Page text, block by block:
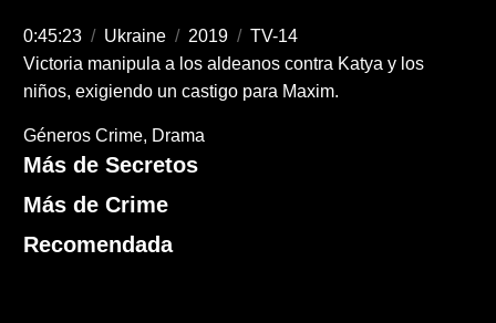
0:45:23 / Ukraine / 2019 / TV-14
Victoria manipula a los aldeanos contra Katya y los
niños, exigiendo un castigo para Maxim.
Géneros Crime Drama
Más de Secretos
Más de Crime
Recomendada